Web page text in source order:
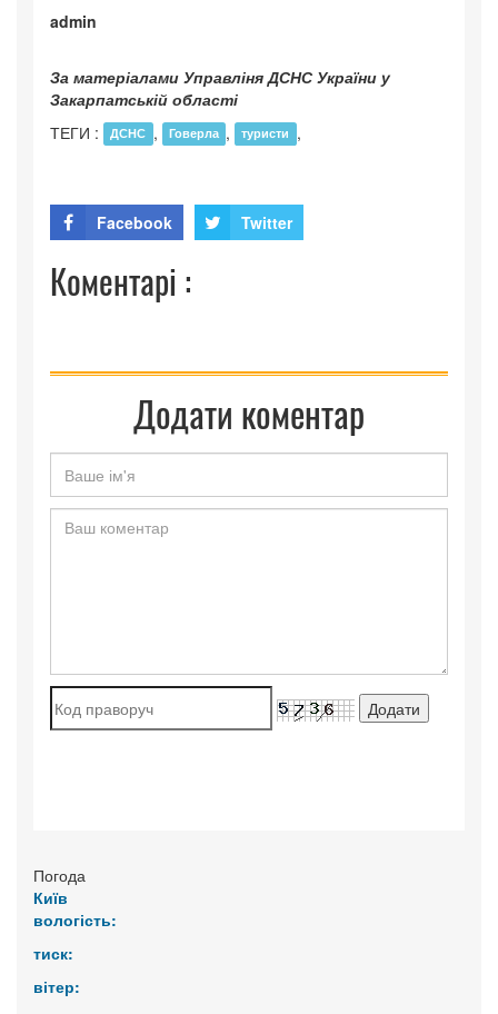
admin
За матеріалами Управліня ДСНС України у
Закарпатській області
ТЕГИ :
ДСНС , Говерла , туристи ,
Facebook Twitter
Коментарі :
Додати коментар
Погода
Київ
вологість:
тиск:
вітер: